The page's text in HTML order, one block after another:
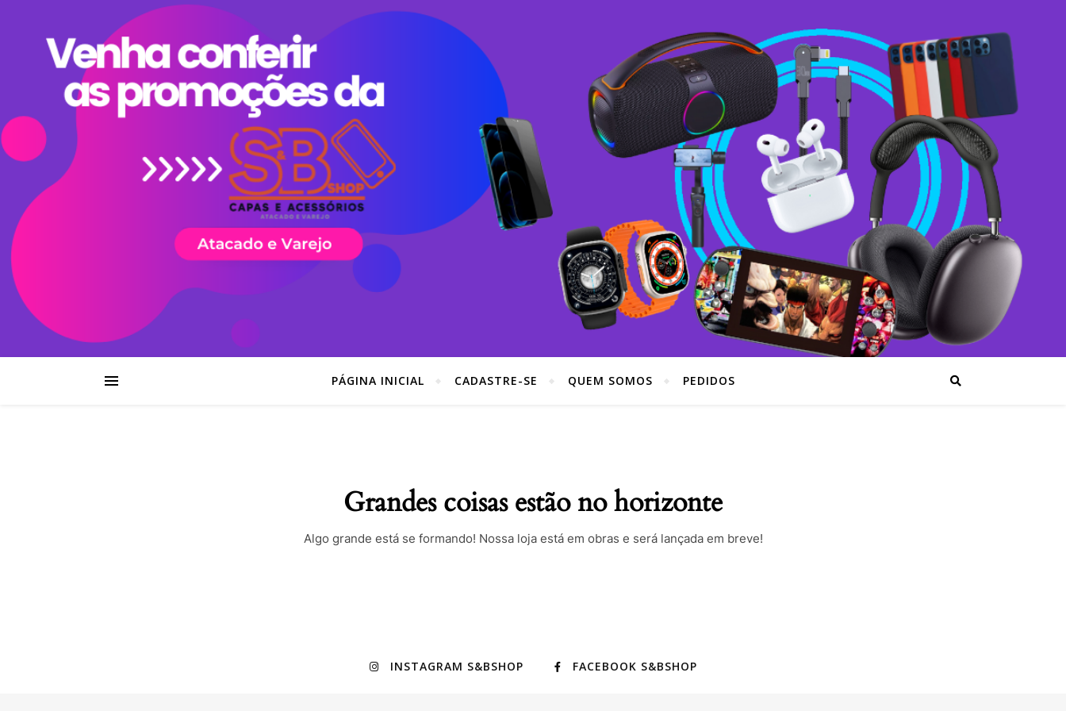
PÁGINA INICIAL CADASTRE-SE QUEM SOMOS PEDIDOS
Grandes coisas estão no horizonte
Algo grande está se formando! Nossa loja está em obras e será lançada em breve!
INSTAGRAM S&BSHOP FACEBOOK S&BSHOP